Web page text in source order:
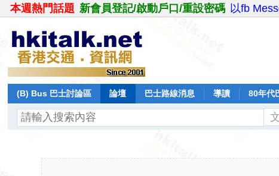
本週熱門話題 新會員登記/啟動戶口/重設密碼 以fb
(B) Bus 巴士討論區 論壇 巴士路線消息 導讀 80年代